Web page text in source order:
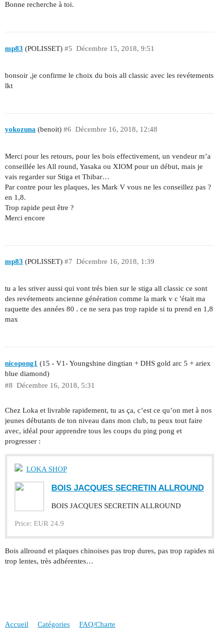
Bonne recherche à toi.
mp83 (POLISSET) Décembre 15, 2018, 9:51
#5
bonsoir ,je confirme le choix du bois all classic avec les revétements
lkt
yokozuna (benoit) Décembre 16, 2018, 12:48
#6
Merci pour les retours, pour les bois effectivement, un vendeur m’a
conseillée les All round, Yasaka ou XIOM pour un début, mais je
vais regarder sur Stiga et Thibar…
Par contre pour les plaques, les Mark V vous ne les conseillez pas ?
en 1,8.
Trop rapide peut être ?
Merci encore
mp83 (POLISSET) Décembre 16, 2018, 1:39
#7
tu a les sriver aussi qui vont trés bien sur le stiga all classic ce sont
des revétements ancienne génération comme la mark v c 'était ma
raquette des années 80 . ce ne sera pas trop rapide si tu prend en 1,8
max
nicopong1 (15 - V1- Youngshine dingtian + DHS gold arc 5 + ariex
blue diamond)
Décembre 16, 2018, 5:31
#8
Chez Loka et livrable rapidement, tu as ça, c’est ce qu’on met à nos
jeunes débutants de ton niveau dans mon club, tu peux tout faire
avec, idéal pour apprendre tous les coups du ping pong et
progresser :
LOKA SHOP
BOIS JACQUES SECRETIN ALLROUND
BOIS JACQUES SECRETIN ALLROUND
Price: EUR 24.9
Bois allround et plaques chinoises pas trop dures, pas trop rapides ni
trop lentes, très adhérentes…
Accueil Catégories FAQ/Charte